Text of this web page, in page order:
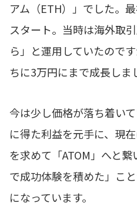
アム（ETH）」でした。
スタート。当時は海外取
ら」と運用していたので
ちに3万円にまで成長しま
今は少し価格が落ち着い
に得た利益を元手に、現
を求めて「ATOM」へと
で成功体験を積めた」こ
になっています。